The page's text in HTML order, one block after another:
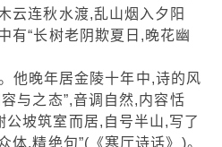
云连秋水渡,乱山烟入夕阳
有“长树老阴欺夏日,晚花幽
晚年居金陵十年中,诗的风
与之态”,音调自然,内容恬
坡筑室而居,自号半山,写了
体,精绝句”(《寒厅诗话》)。